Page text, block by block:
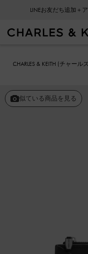
会員登録＋ニュースレ
CHARLES & KEITH (チャー
似ている商品を見る